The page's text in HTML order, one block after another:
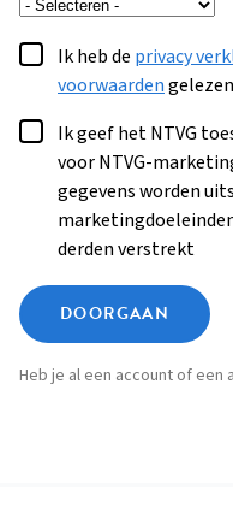
Ik heb de privacy
voorwaarden
Ik geef het NTVG
voor NTVG-
gegevens worden
derden verstrekt
DOORGAAN
Heb je al een account of een